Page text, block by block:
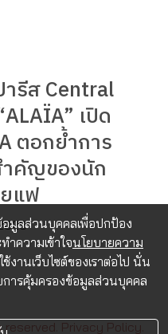
รีส Central
เปิด
ตอกย้ำการ
คัญของนัก
แฟ
Privacy Policy.
อมูลส่วนบุคคลเพื่อปกป้อง
ความเข้าใจนโยบายความ
งานเว็บไซต์ของเราต่อไป นั่น
ารคุ้มครองข้อมูลส่วนบุคคล